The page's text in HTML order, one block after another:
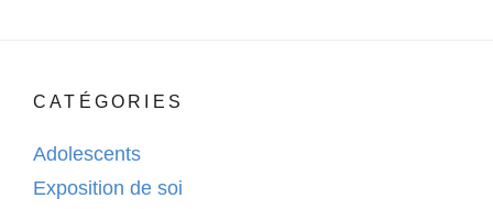
CATÉGORIES
Adolescents
Exposition de soi